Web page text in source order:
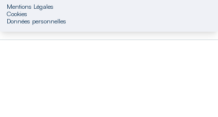
Mentions Légales
Cookies
Données personnelles